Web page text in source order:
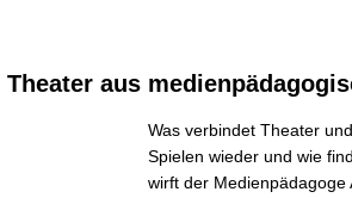
aus
Was verbindet Theater
Spielen wieder und wie
wirft der Medienpädagoge